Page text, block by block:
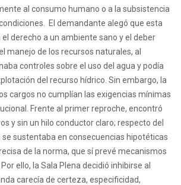
al consumo humano o a la subsistencia
El demandante alegó que esta
derecho a un ambiente sano y el deber
manejo de los recursos naturales, al
controles sobre el uso del agua y podía
del recurso hídrico. Sin embargo, la
cargos no cumplían las exigencias mínimas
Frente al primer reproche, encontró
y sin un hilo conductor claro; respecto del
se sustentaba en consecuencias hipotéticas
de la norma, que sí prevé mecanismos
ello, la Sala Plena decidió inhibirse al
carecía de certeza, especificidad,